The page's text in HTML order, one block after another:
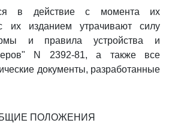
в действие с момента их
их изданием утрачивают силу
и правила устройства и
N 2392-81, а также все
документы, разработанные
ПОЛОЖЕНИЯ